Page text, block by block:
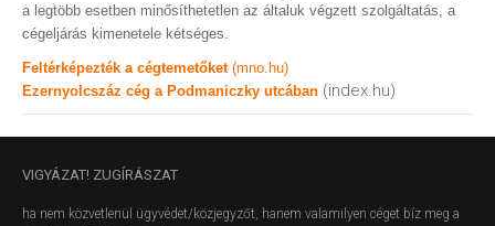
a legtöbb esetben minősíthetetlen az általuk végzett szolgáltatás, a
cégeljárás kimenetele kétséges.
Feltérképezték a cégtemetőket (mno.hu)
Ezernyolcszáz cég a Podmaniczky utcában (index.hu)
VIGYÁZAT! ZUGÍRÁSZAT
ha nem közvetlenül ügyvédet/közjegyzőt, hanem valamilyen céget bíz meg a